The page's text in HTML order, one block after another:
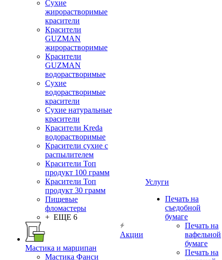
Сухие
жирорастворимые
красители
Красители
GUZMAN
жирорастворимые
Красители
GUZMAN
водорастворимые
Сухие
водорастворимые
красители
Сухие натуральные
красители
Красители Kreda
водорастворимые
Красители сухие с
распылителем
Красители Топ
продукт 100 грамм
Красители Топ
продукт 30 грамм
Пищевые
фломастеры
+ ЕЩЕ 6
Мастика и марципан
Мастика Фанси
Акции
Услуги
Печать на
съедобной
бумаге
Печать на
вафельной
бумаге
Печать на